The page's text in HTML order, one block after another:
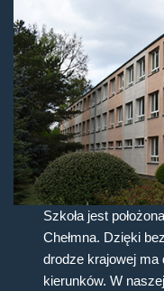
Szkoła jest
Chełmna. Dzięki
drodze krajowej
kierunków. W